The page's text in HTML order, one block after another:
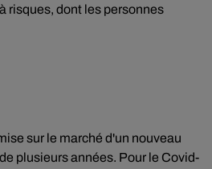
risques, dont les personnes
sur le marché d'un nouveau
plusieurs années. Pour le Covid-